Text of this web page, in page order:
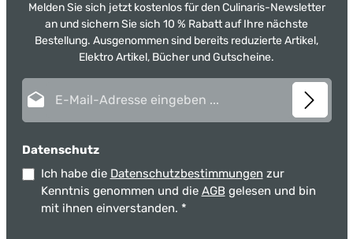
Melden Sie sich jetzt kostenlos für den Culinaris-Newsletter
an und sichern Sie sich 10 % Rabatt auf Ihre nächste
Bestellung. Ausgenommen sind bereits reduzierte Artikel,
Elektro Artikel, Bücher und Gutscheine.
Datenschutz
Ich habe die Datenschutzbestimmungen zur
Kenntnis genommen und die AGB gelesen und bin
mit ihnen einverstanden. *